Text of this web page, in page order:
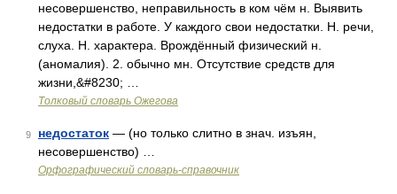
несовершенство, неправильность в ком чём н. Выявить
недостатки в работе. У каждого свои недостатки. Н. речи,
слуха. Н. характера. Врождённый физический н.
(аномалия). 2. обычно мн. Отсутствие средств для
жизни,&#8230; …
Толковый словарь Ожегова
9 недостаток — (но только слитно в знач. изъян,
несовершенство) …
Орфографический словарь-справочник